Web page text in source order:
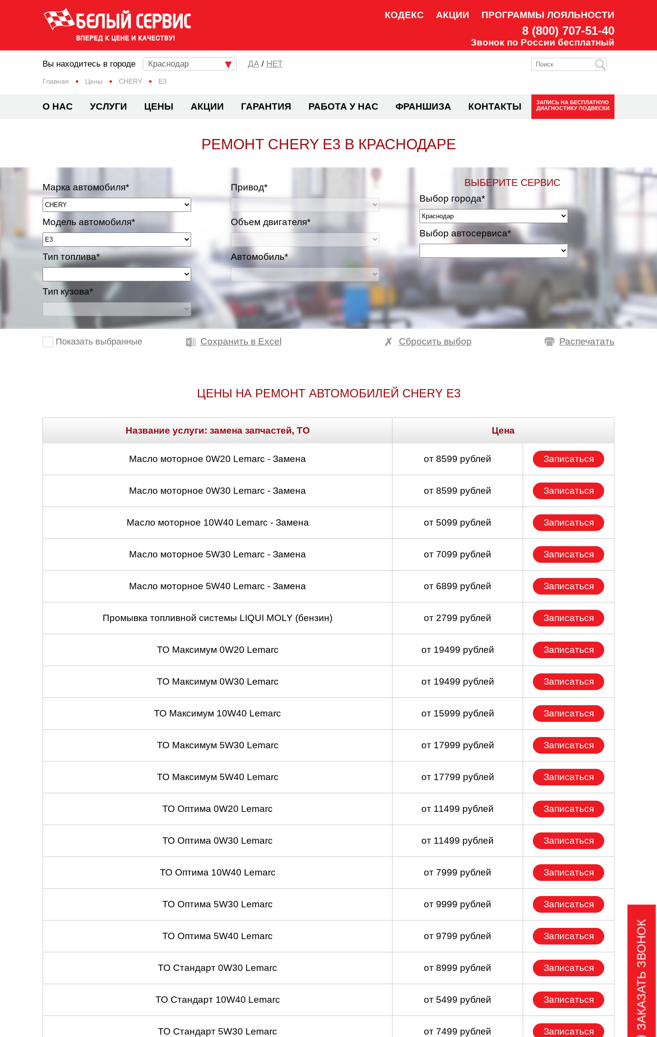
КОДЕКС АКЦИИ ПРОГРАММЫ ЛОЯЛЬНОСТИ
8 (800) 707-51-40
Звонок по России бесплатный
Главная Цены CHERY E3
Вы находитесь в городе Краснодар / НЕТ
О НАС УСЛУГИ ЦЕНЫ АКЦИИ ГАРАНТИЯ РАБОТА У НАС ФРАНШИЗА КОНТАКТЫ ЗАПИСЬ НА БЕСПЛАТНУЮ
ДИАГНОСТИКУ ПОДВЕСКИ
РЕМОНТ CHERY E3 В КРАСНОДАРЕ
Марка автомобиля*
Модель автомобиля*
Тип топлива*
Тип кузова*
Привод*
Объем двигателя*
Автомобиль*
ВЫБЕРИТЕ СЕРВИС
Выбор города*
Выбор автосервиса*
Показать выбранные Сохранить в Excel Распечатать
Сбросить выбор
ЦЕНЫ НА РЕМОНТ АВТОМОБИЛЕЙ CHERY E3
Название услуги: замена запчастей, ТО Цена
Масло моторное 0W20 Lemarc - Замена от 8599 рублей Записаться
Масло моторное 0W30 Lemarc - Замена от 8599 рублей Записаться
Масло моторное 10W40 Lemarc - Замена от 5099 рублей Записаться
Масло моторное 5W30 Lemarc - Замена от 7099 рублей Записаться
Масло моторное 5W40 Lemarc - Замена от 6899 рублей Записаться
Промывка топливной системы LIQUI MOLY (бензин) от 2799 рублей Записаться
ТО Максимум 0W20 Lemarc от 19499 рублей Записаться
ТО Максимум 0W30 Lemarc от 19499 рублей Записаться
ТО Максимум 10W40 Lemarc от 15999 рублей Записаться
ТО Максимум 5W30 Lemarc от 17999 рублей Записаться
ТО Максимум 5W40 Lemarc от 17799 рублей Записаться
ТО Оптима 0W20 Lemarc от 11499 рублей Записаться
ТО Оптима 0W30 Lemarc от 11499 рублей Записаться
ТО Оптима 10W40 Lemarc от 7999 рублей Записаться
ТО Оптима 5W30 Lemarc от 9999 рублей Записаться
ТО Оптима 5W40 Lemarc от 9799 рублей Записаться
ТО Стандарт 0W30 Lemarc от 8999 рублей Записаться
ТО Стандарт 10W40 Lemarc от 5499 рублей Записаться
ТО Стандарт 5W30 Lemarc от 7499 рублей Записаться
ЗАКАЗАТЬ ЗВОНОК